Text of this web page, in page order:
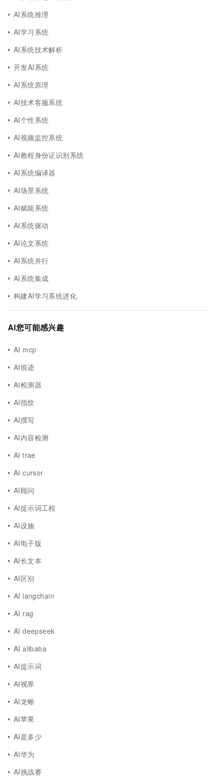
AI系统推理
AI学习系统
AI系统技术解析
开发AI系统
AI系统原理
AI技术客服系统
AI个性系统
AI视频监控系统
AI教程身份证识别系统
AI系统编译器
AI场景系统
AI赋能系统
AI系统驱动
AI论文系统
AI系统并行
AI系统集成
构建AI学习系统进化
AI您可能感兴趣
AI mcp
AI痕迹
AI检测器
AI指纹
AI撰写
AI内容检测
AI trae
AI cursor
AI顾问
AI提示词工程
AI设施
AI电子版
AI长文本
AI区别
AI langchain
AI rag
AI deepseek
AI alibaba
AI提示词
AI视界
AI龙蜥
AI苹果
AI是多少
AI华为
AI挑战赛